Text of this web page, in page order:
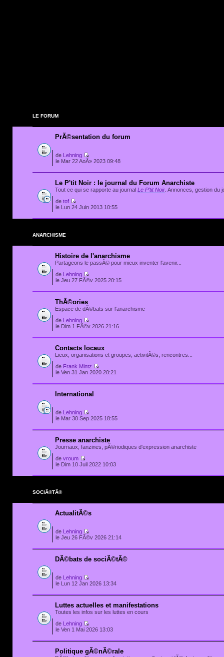
LE FORUM
PrÃ©sentation du forum
de
Lehning
le Mar 22 AoÃ» 2023 09:48
Le P'tit Noir : le journal du Forum Anarchiste
Tout ce qui se rapporte au journal Le P'tit Noir . Annonces, gestion du
de tof
le Lun 24 Juin 2013 10:55
ANARCHISME
Histoire de l'anarchisme
Partageons le passÃ© pour mieux inventer l'avenir...
de
Lehning
le Jeu 27 FÃ©v 2025 20:15
ThÃ©ories
Espace de dÃ©bats sur l'anarchisme
de
Lehning
le Dim 1 FÃ©v 2026 21:16
Contacts locaux
Lieux, organisations et groupes, activitÃ©s, rencontres...
de Frank Mintz
le Ven 31 Jan 2020 20:21
International
de
Lehning
le Mar 30 Sep 2025 18:55
Presse anarchiste
Journaux, fanzines, pÃ©riodiques d'expression anarchiste
de vroum
le Dim 10 Juil 2022 10:03
SOCIÃ©TÃ©
ActualitÃ©s
de
Lehning
le Jeu 26 FÃ©v 2026 21:14
DÃ©bats de sociÃ©tÃ©
de
Lehning
le Lun 12 Jan 2026 13:34
Luttes actuelles et manifestations
Toutes les infos sur les luttes en cours
de
Lehning
le Ven 1 Mai 2026 13:03
Politique gÃ©nÃ©rale